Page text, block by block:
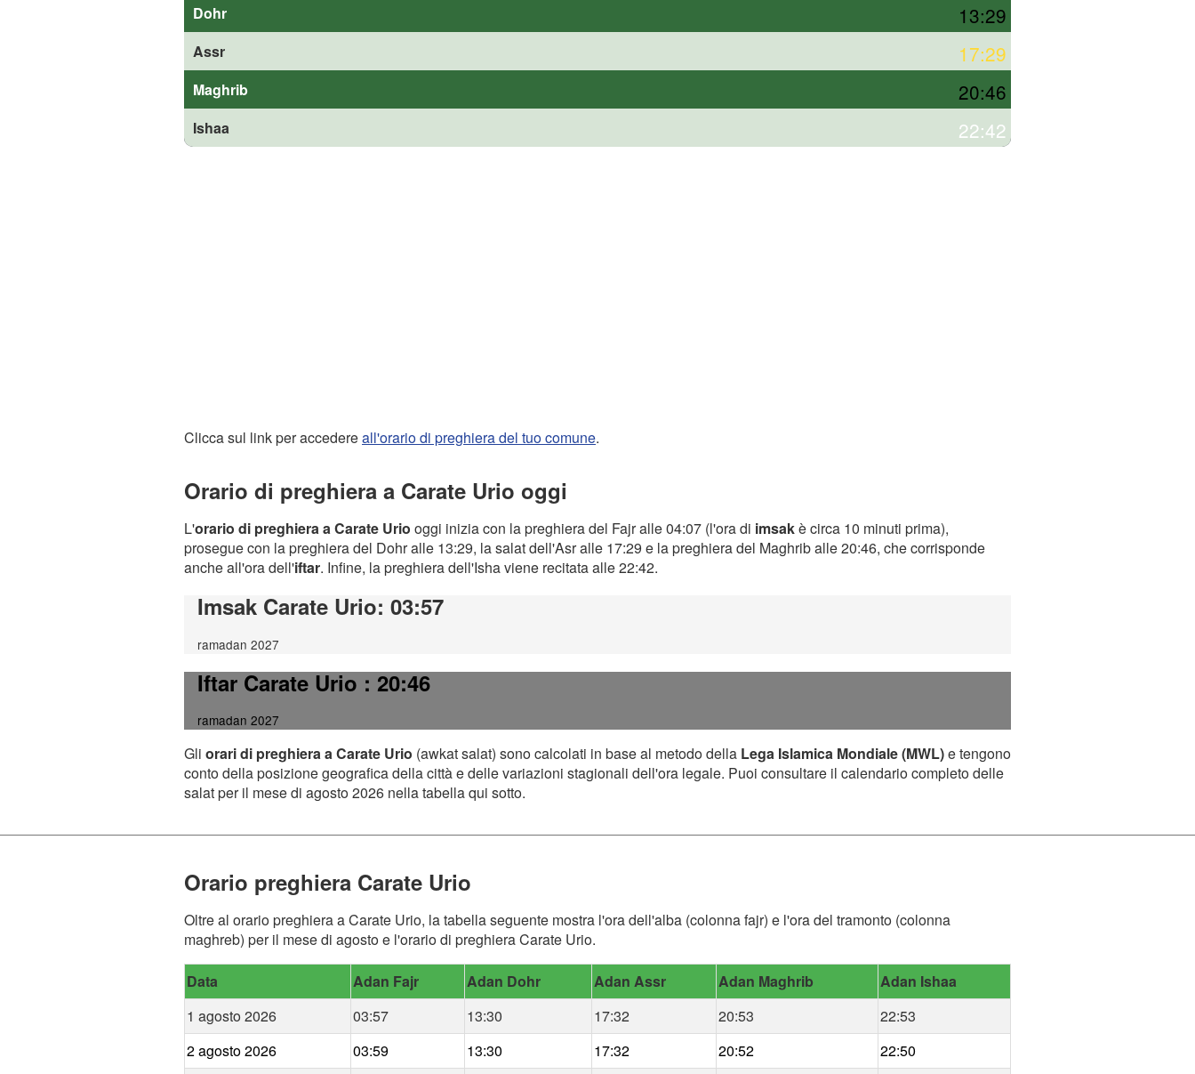
Dohr 13:29
Assr 17:29
Maghrib 20:46
Ishaa 22:42
Clicca sul link per accedereall'orario di preghiera del tuo comune.
Orario di preghiera a Carate Urio oggi
L'orario di preghiera a Carate Urio oggi inizia con la preghiera del Fajr alle 04:07 (l'ora di imsakè circa 10 minuti prima),
prosegue con la preghiera del Dohr alle 13:29, la salat dell'Asr alle 17:29 e la preghiera del Maghrib alle 20:46, che corrisponde
anche all'ora dell'iftar. Infine, la preghiera dell'Isha viene recitata alle 22:42.
Imsak Carate Urio: 03:57
ramadan 2027
Iftar Carate Urio: 20:46
ramadan 2027
Gli orari di preghiera a Carate Urio (awkat salat) sono calcolati in base al metodo della Lega Islamica Mondiale (MWL)e tengono
conto della posizione geografica della città e delle variazioni stagionali dell'ora legale. Puoi consultare il calendario completo delle
salat per il mese di agosto 2026 nella tabella qui sotto.
Orario preghiera Carate Urio
Oltre al orario preghiera a Carate Urio, la tabella seguente mostra l'ora dell'alba (colonna fajr) e l'ora del tramonto (colonna
maghreb) per il mese di agosto e l'orario di preghiera Carate Urio.
Data Adan Fajr Adan Dohr Adan Assr Adan Maghrib
Adan Ishaa
1 agosto 2026
03:57 13:30 17:32 20:53
22:53
2 agosto 2026
03:59 13:30 17:32 20:52
22:50